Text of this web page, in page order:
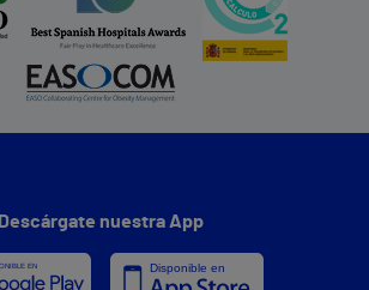
Descárgate nuestra App